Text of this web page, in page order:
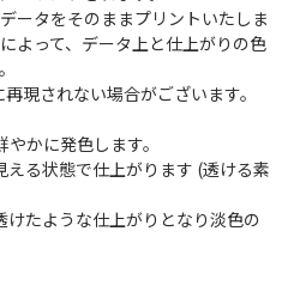
ータをそのままプリントいたしま
よって、データ上と仕上がりの色
現されない場合がございます。
かに発色します。
る状態で仕上がります (透ける素
たような仕上がりとなり淡色の